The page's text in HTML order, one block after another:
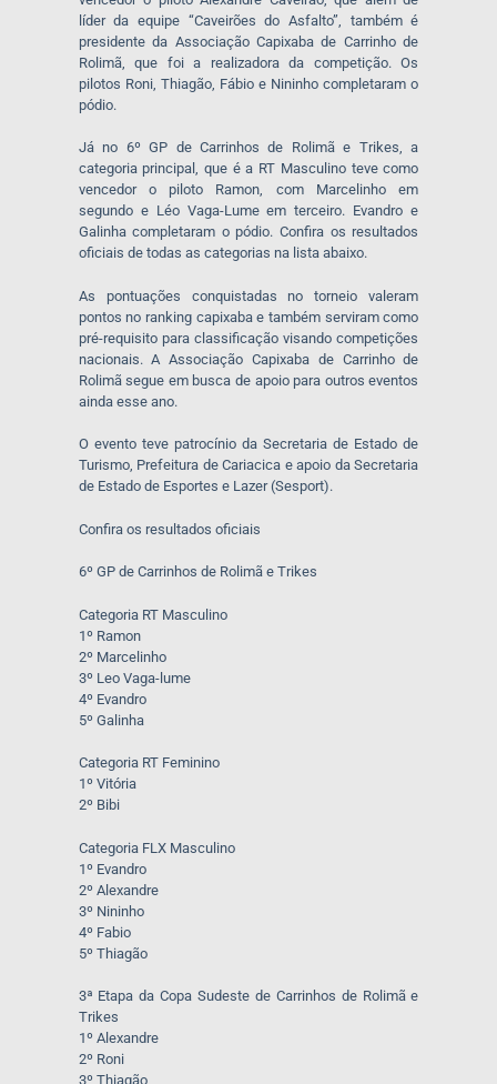
líder da equipe “Caveirões do Asfalto”, também é
presidente da Associação Capixaba de Carrinho de
Rolimã, que foi a realizadora da competição. Os
pilotos Roni, Thiagão, Fábio e Nininho completaram o
pódio.
Já no 6º GP de Carrinhos de Rolimã e Trikes, a
categoria principal, que é a RT Masculino teve como
vencedor o piloto Ramon, com Marcelinho em
segundo e Léo Vaga-Lume em terceiro. Evandro e
Galinha completaram o pódio. Confira os resultados
oficiais de todas as categorias na lista abaixo.
As pontuações conquistadas no torneio valeram
pontos no ranking capixaba e também serviram como
pré-requisito para classificação visando competições
nacionais. A Associação Capixaba de Carrinho de
Rolimã segue em busca de apoio para outros eventos
ainda esse ano.
O evento teve patrocínio da Secretaria de Estado de
Turismo, Prefeitura de Cariacica e apoio da Secretaria
de Estado de Esportes e Lazer (Sesport).
Confira os resultados oficiais
6º GP de Carrinhos de Rolimã e Trikes
Categoria RT Masculino
1º Ramon
2º Marcelinho
3º Leo Vaga-lume
4º Evandro
5º Galinha
Categoria RT Feminino
1º Vitória
2º Bibi
Categoria FLX Masculino
1º Evandro
2º Alexandre
3º Nininho
4º Fabio
5º Thiagão
3ª Etapa da Copa Sudeste de Carrinhos de Rolimã e
Trikes
1º Alexandre
2º Roni
3º Thiagão